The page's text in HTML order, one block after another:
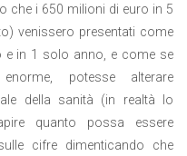
che i 650 milioni di euro in 5
venissero presentati come
e in 1 solo anno, e come se
potesse alterare
della sanità (in realtà lo
quanto possa essere
cifre dimenticando che